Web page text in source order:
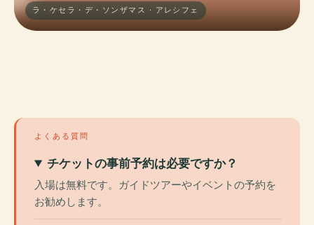
ラ・ケセラ・デ・ソンザマス · アレシフェ
よくある質問
チケットの事前予約は必要ですか？
入場は無料です。ガイドツアーやイベントの予約を
お勧めします。